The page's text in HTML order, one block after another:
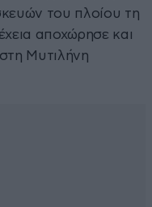
του πλοίου τη
αποχώρησε και
Μυτιλήνη